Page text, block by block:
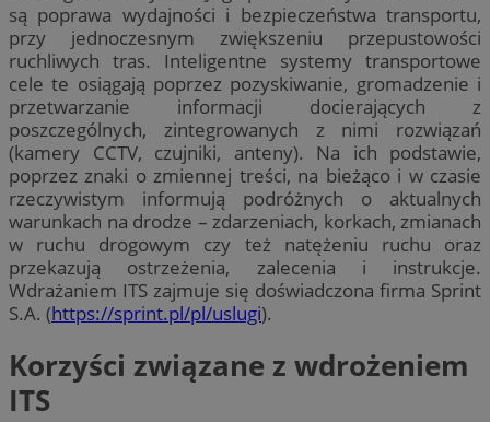
są poprawa wydajności i bezpieczeństwa transportu,
przy jednoczesnym zwiększeniu przepustowości
ruchliwych tras. Inteligentne systemy transportowe
cele te osiągają poprzez pozyskiwanie, gromadzenie i
przetwarzanie informacji docierających z
poszczególnych, zintegrowanych z nimi rozwiązań
(kamery CCTV, czujniki, anteny). Na ich podstawie,
poprzez znaki o zmiennej treści, na bieżąco i w czasie
rzeczywistym informują podróżnych o aktualnych
warunkach na drodze – zdarzeniach, korkach, zmianach
w ruchu drogowym czy też natężeniu ruchu oraz
przekazują ostrzeżenia, zalecenia i instrukcje.
Wdrażaniem ITS zajmuje się doświadczona firma Sprint
S.A. (https://sprint.pl/pl/uslugi).
Korzyści związane z wdrożeniem
ITS